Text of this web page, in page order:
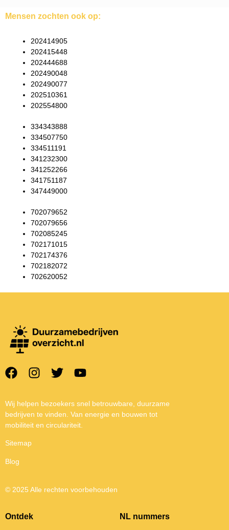
Mensen zochten ook op:
202414905
202415448
202444688
202490048
202490077
202510361
202554800
334343888
334507750
334511191
341232300
341252266
341751187
347449000
702079652
702079656
702085245
702171015
702174376
702182072
702620052
Wij helpen bezoekers snel betrouwbare, duurzame
bedrijven te vinden. Van energie en bouwen tot
mobiliteit en circulariteit.
Sitemap
Blog
© 2025 Alle rechten voorbehouden
Ontdek NL nummers